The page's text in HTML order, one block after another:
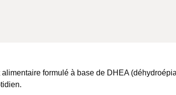
formulé à base de DHEA